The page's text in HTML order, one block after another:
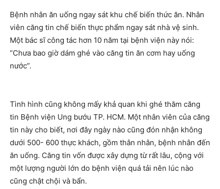
Bệnh nhân ăn uống ngay sát khu chế biến thức ăn. Nhân
viên căng tin chế biến thực phẩm ngay sát nhà vệ sinh.
Một bác sĩ công tác hơn 10 năm tại bệnh viện này nói:
“Chưa bao giờ dám ghé vào căng tin ăn cơm hay uống
nước”.
Tình hình cũng không mấy khả quan khi ghé thăm căng
tin Bệnh viện Ung bướu TP. HCM. Một nhân viên của căng
tin này cho biết, nơi đây ngày nào cũng đón nhận không
dưới 500- 600 thực khách, gồm thân nhân, bệnh nhân đến
ăn uống. Căng tin vốn được xây dựng từ rất lâu, cộng với
một lượng người lớn do bệnh viện quá tải nên lúc nào
cũng chật chội và bẩn.